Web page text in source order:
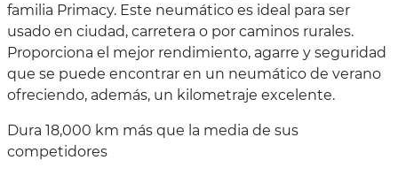
familia Primacy. Este neumático es ideal para ser
usado en ciudad, carretera o por caminos rurales.
Proporciona el mejor rendimiento, agarre y seguridad
que se puede encontrar en un neumático de verano
ofreciendo, además, un kilometraje excelente.
Dura 18,000 km más que la media de sus
competidores